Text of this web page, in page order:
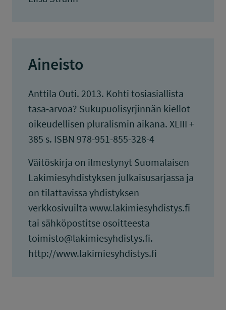
Aineisto
Anttila Outi. 2013. Kohti tosiasiallista
tasa-arvoa? Sukupuolisyrjinnän kiellot
oikeudellisen pluralismin aikana. XLIII +
385 s. ISBN 978-951-855-328-4
Väitöskirja on ilmestynyt Suomalaisen
Lakimiesyhdistyksen julkaisusarjassa ja
on tilattavissa yhdistyksen
verkkosivuilta www.lakimiesyhdistys.fi
tai sähköpostitse osoitteesta
toimisto@lakimiesyhdistys.fi.
http://www.lakimiesyhdistys.fi